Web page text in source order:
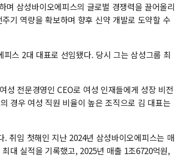
며 삼성바이오에피스의 글로벌 경쟁력을 끌어올리
기 역량을 확보하며 향후 신약 개발로 도약할 수
스 2대 대표로 선임됐다. 당시 그는 삼성그룹 최
성 전문경영인 CEO로 여성 인재들에게 성장 비전
경우 여성 직원 비율이 높은 조직으로 김 대표는
취임 첫해인 지난 2024년 삼성바이오에피스는 매
대 실적을 기록했고, 2025년 매출 1조6720억원,